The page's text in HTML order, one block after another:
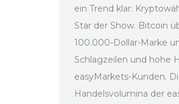
ein Trend klar:
Star der Show. Bitcoin
100.000-Dollar-Marke
Schlagzeilen und hohe
easyMarkets-Kunden.
Handelsvolumina der